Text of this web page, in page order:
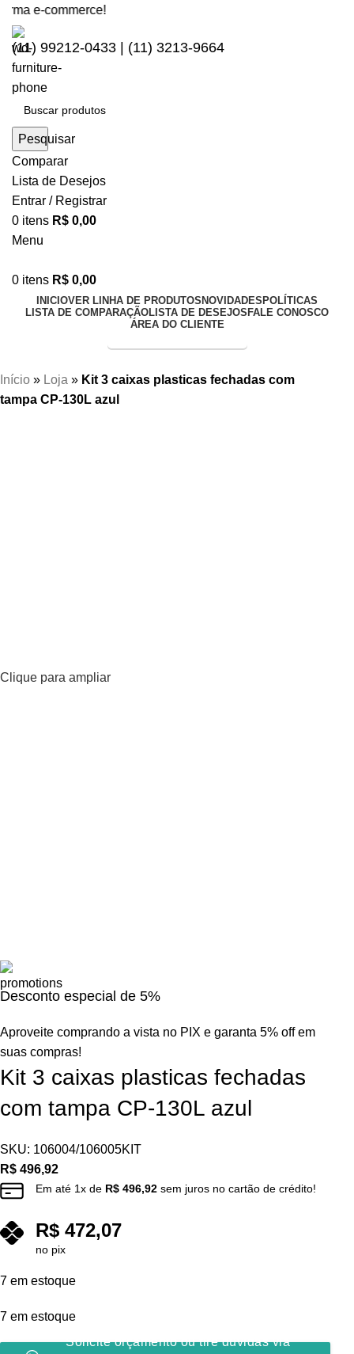
e-commerce!
(11) 99212-0433 | (11) 3213-9664
Pesquisar
Comparar
Lista de Desejos
Entrar / Registrar
0 itens R$ 0,00
Menu
0 itens R$ 0,00
INICIOVER LINHA DE PRODUTOS NOVIDADES POLÍTICAS
LISTA DE COMPARAÇÃOLISTA DE DESEJOS FALE CONOSCO
ÁREA DO CLIENTE
Início » Loja » Kit 3 caixas plasticas fechadas com
tampa CP-130L azul
Clique para ampliar
Desconto especial de 5%
Aproveite comprando a vista no PIX e garanta 5% off em
suas compras!
Kit 3 caixas plasticas fechadas
com tampa CP-130L azul
SKU: 106004/106005KIT
R$ 496,92
Em até 1x de R$ 496,92 sem juros no cartão de crédito!
R$ 472,07
no pix
7 em estoque
7 em estoque
Solicite orçamento ou tire dúvidas via